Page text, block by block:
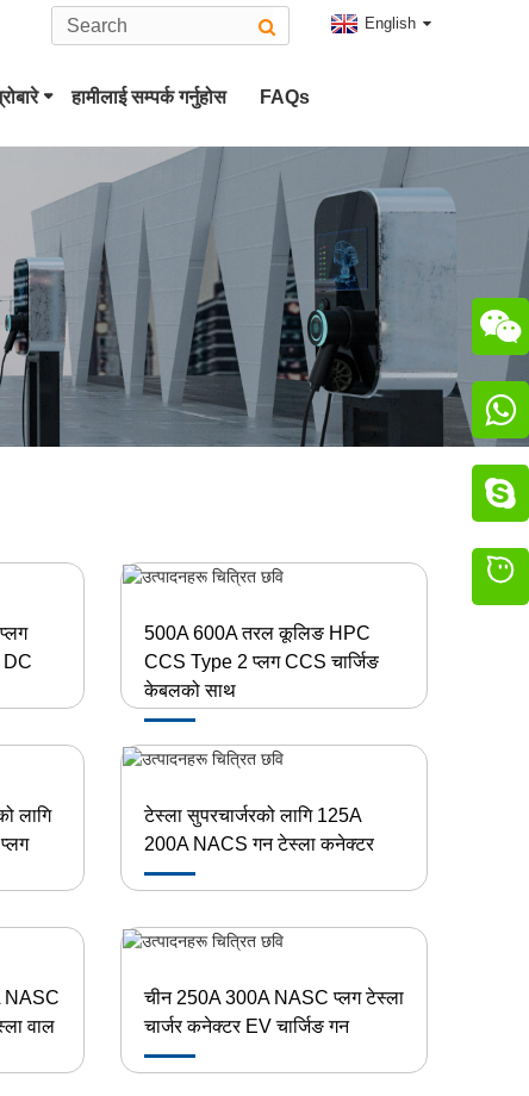
English
2 EV कनेक्टर टाइप गर्नुहोस्
CCS कम्बो २ प्लग CHAdeMO कनेक्टर
चाओजी कनेक्टर
हामीलाई सम्पर्क गर्नुहोस FAQs
DC
500A 600A तरल कूलिङ HPC
CCS Type 2 प्लग CCS चार्जिङ
केबलको साथ
लागि
टेस्ला सुपरचार्जरको लागि 125A
200A NACS गन टेस्ला कनेक्टर
NASC
वाल
चीन 250A 300A NASC प्लग टेस्ला
चार्जर कनेक्टर EV चार्जिङ गन


